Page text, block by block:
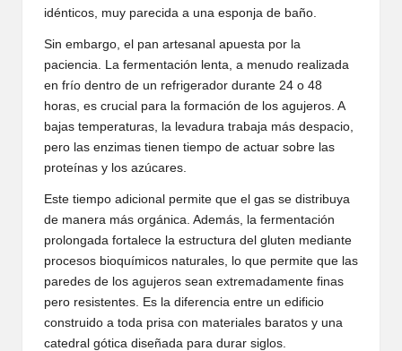
idénticos, muy parecida a una esponja de baño.
Sin embargo, el pan artesanal apuesta por la
paciencia. La fermentación lenta, a menudo realizada
en frío dentro de un refrigerador durante 24 o 48
horas, es crucial para la formación de los agujeros. A
bajas temperaturas, la levadura trabaja más despacio,
pero las enzimas tienen tiempo de actuar sobre las
proteínas y los azúcares.
Este tiempo adicional permite que el gas se distribuya
de manera más orgánica. Además, la fermentación
prolongada fortalece la estructura del gluten mediante
procesos bioquímicos naturales, lo que permite que las
paredes de los agujeros sean extremadamente finas
pero resistentes. Es la diferencia entre un edificio
construido a toda prisa con materiales baratos y una
catedral gótica diseñada para durar siglos.